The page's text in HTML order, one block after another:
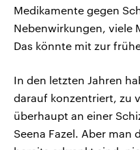
Medikamente gegen
Nebenwirkungen, viele
Das könnte mit zur
In den letzten Jahren
darauf konzentriert, zu
überhaupt an einer
Seena Fazel. Aber man